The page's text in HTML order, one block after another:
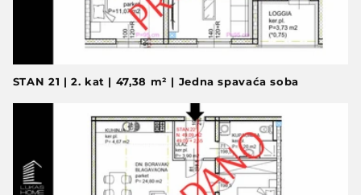
STAN 21 | 2. kat | 47,38 m² | Jedna spavaća soba